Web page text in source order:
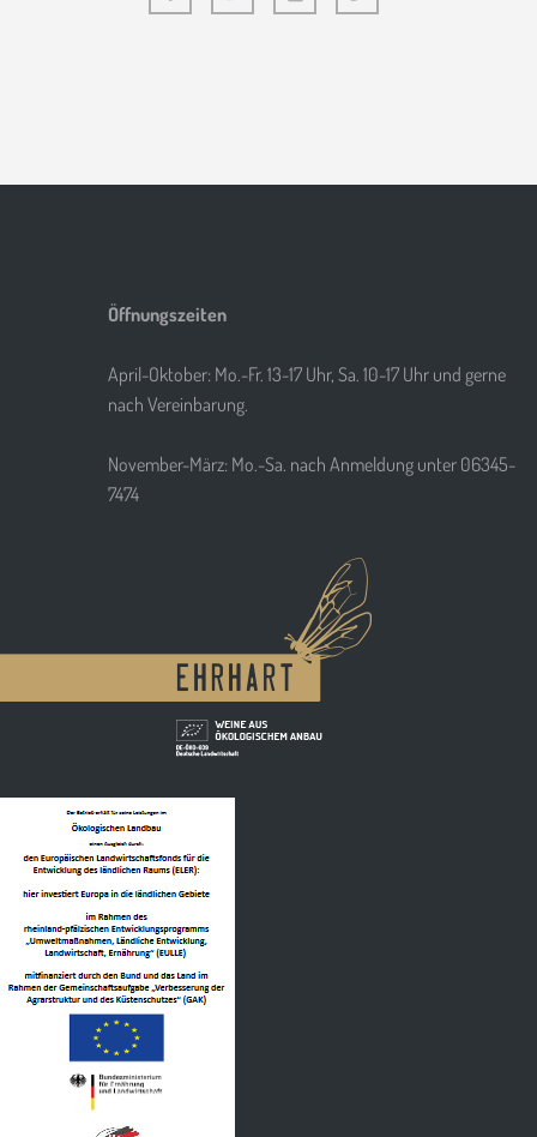
Öffnungszeiten
April-Oktober: Mo.-Fr. 13-17 Uhr, Sa. 10-17 Uhr und gerne
nach Vereinbarung.
November-März: Mo.-Sa. nach Anmeldung unter 06345-
7474